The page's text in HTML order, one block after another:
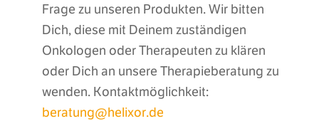
Frage zu unseren Produkten. Wir bitten
Dich, diese mit Deinem zuständigen
Onkologen oder Therapeuten zu klären
oder Dich an unsere Therapieberatung zu
wenden. Kontaktmöglichkeit:
beratung@helixor.de